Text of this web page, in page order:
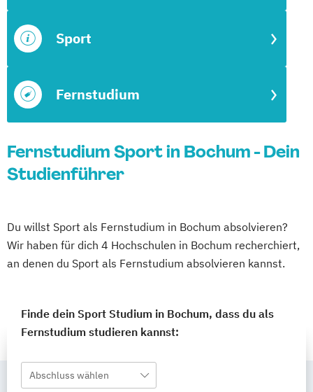
Fernstudium
Sport
Fernstudium Sport in Bochum - Dein
Studienführer
Du willst Sport als Fernstudium in Bochum absolvieren?
Wir haben für dich 4 Hochschulen in Bochum recherchiert,
an denen du Sport als Fernstudium absolvieren kannst.
Finde dein Sport Studium in Bochum, dass du als
Fernstudium studieren kannst:
Abschluss wählen